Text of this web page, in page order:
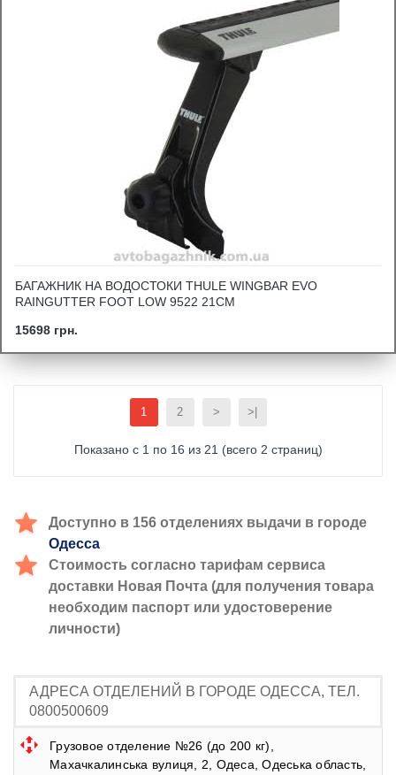
БАГАЖНИК НА ВОДОСТОКИ THULE WINGBAR EVO
RAINGUTTER FOOT LOW 9522 21СМ
15698 грн.
1 2 > >|
Показано с 1 по 16 из 21 (всего 2 страниц)
Доступно в 156 отделениях выдачи в городе
Одесса
Стоимость согласно тарифам сервиса
доставки Новая Почта (для получения товара
необходим паспорт или удостоверение
личности)
АДРЕСА ОТДЕЛЕНИЙ В ГОРОДЕ ОДЕССА, ТЕЛ.
0800500609
Грузовое отделение №26 (до 200 кг),
Махачкалинська вулиця, 2, Одеса, Одеська область,